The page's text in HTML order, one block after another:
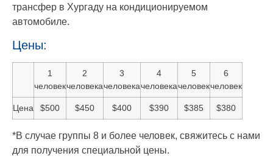
трансфер в Хургаду на кондиционируемом
автомобиле.
Цены:
1
человек
2
человека
3
человека
4
человека
5
человек
6
человек
Цена $500 $450 $400 $390 $385 $380
*В случае группы 8 и более человек, свяжитесь с нами
для получения специальной цены.